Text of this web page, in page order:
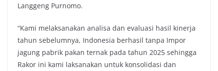
Langgeng Purnomo.
“Kami melaksanakan analisa dan evaluasi hasil kinerja
tahun sebelumnya, Indonesia berhasil tanpa Impor
jagung pabrik pakan ternak pada tahun 2025 sehingga
Rakor ini kami laksanakan untuk konsolidasi dan